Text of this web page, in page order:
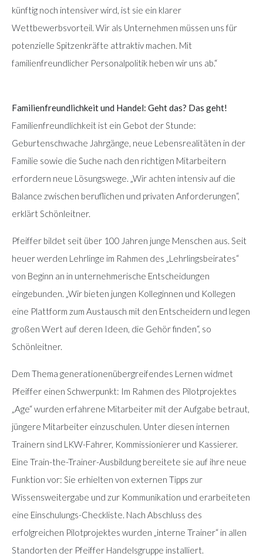
künftig noch intensiver wird, ist sie ein klarer
Wettbewerbsvorteil. Wir als Unternehmen müssen uns für
potenzielle Spitzenkräfte attraktiv machen. Mit
familienfreundlicher Personalpolitik heben wir uns ab.“
Familienfreundlichkeit und Handel: Geht das? Das geht!
Familienfreundlichkeit ist ein Gebot der Stunde:
Geburtenschwache Jahrgänge, neue Lebensrealitäten in der
Familie sowie die Suche nach den richtigen Mitarbeitern
erfordern neue Lösungswege. „Wir achten intensiv auf die
Balance zwischen beruflichen und privaten Anforderungen“,
erklärt Schönleitner.
Pfeiffer bildet seit über 100 Jahren junge Menschen aus. Seit
heuer werden Lehrlinge im Rahmen des „Lehrlingsbeirates“
von Beginn an in unternehmerische Entscheidungen
eingebunden. „Wir bieten jungen Kolleginnen und Kollegen
eine Plattform zum Austausch mit den Entscheidern und legen
großen Wert auf deren Ideen, die Gehör finden“, so
Schönleitner.
Dem Thema generationenübergreifendes Lernen widmet
Pfeiffer einen Schwerpunkt: Im Rahmen des Pilotprojektes
„Age“ wurden erfahrene Mitarbeiter mit der Aufgabe betraut,
jüngere Mitarbeiter einzuschulen. Unter diesen internen
Trainern sind LKW-Fahrer, Kommissionierer und Kassierer.
Eine Train-the-Trainer-Ausbildung bereitete sie auf ihre neue
Funktion vor: Sie erhielten von externen Tipps zur
Wissensweitergabe und zur Kommunikation und erarbeiteten
eine Einschulungs-Checkliste. Nach Abschluss des
erfolgreichen Pilotprojektes wurden „interne Trainer“ in allen
Standorten der Pfeiffer Handelsgruppe installiert.